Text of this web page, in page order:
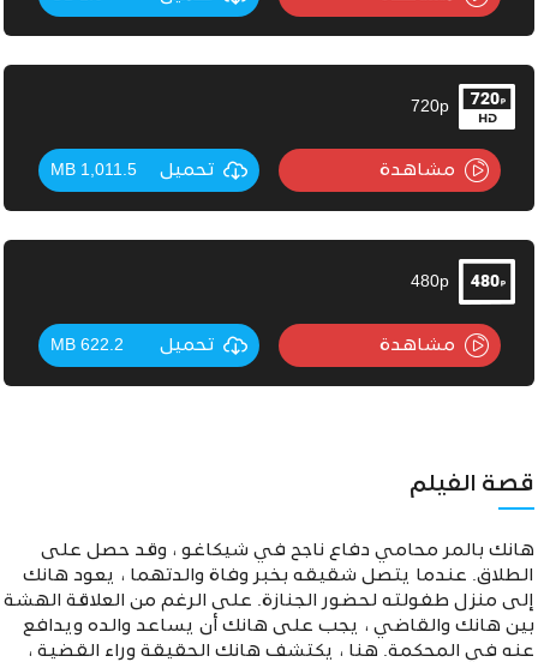
720p
مشاهدة تحميل 1,011.5 MB
480p
مشاهدة تحميل 622.2 MB
قصة الفيلم
هانك بالمر محامي دفاع ناجح في شيكاغو ، وقد حصل على
الطلاق. عندما يتصل شقيقه بخبر وفاة والدتهما ، يعود هانك
إلى منزل طفولته لحضور الجنازة. على الرغم من العلاقة الهشة
بين هانك والقاضي ، يجب على هانك أن يساعد والده ويدافع
عنه في المحكمة. هنا ، يكتشف هانك الحقيقة وراء القضية ،